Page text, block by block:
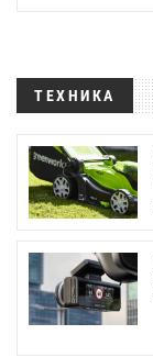
ТЕХНИКА